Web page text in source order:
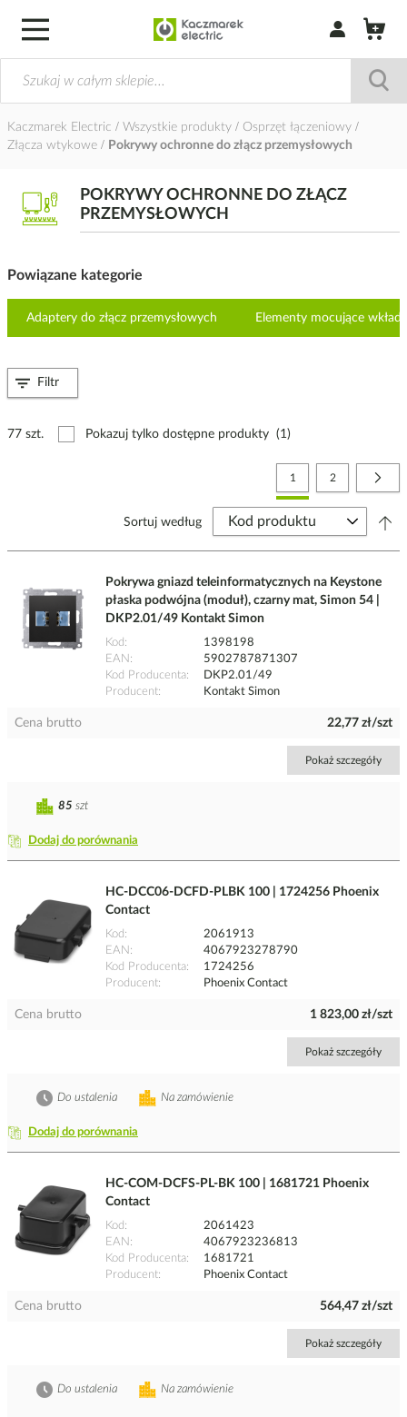
Zaloguj się /
Kaczmarek Electric Wszystkie produkty
Osprzęt łączeniowy
Złącza wtykowe
Pokrywy ochronne do złącz przemysłowych
POKRYWY OCHRONNE DO ZŁĄCZ
PRZEMYSŁOWYCH
Powiązane kategorie
Adaptery do złącz przemysłowych Elementy mocujące
77 szt. Pokazuj tylko dostępne produkty (1)
Strona
Aktualnie czytasz stronę
1 Strona
2
Sortuj według
Pokrywa gniazd teleinformatycznych na Keystone
płaska podwójna (moduł), czarny mat, Simon 54 |
DKP2.01/49 Kontakt Simon
Kod
1398198
EAN
5902787871307
Kod Producenta
DKP2.01/49
Producent
Kontakt Simon
Cena brutto 22,77 zł/szt
Pokaż szczegóły
Dodaj do porównania
85 szt
HC-DCC06-DCFD-PLBK 100 | 1724256 Phoenix
Contact
Kod
2061913
EAN
4067923278790
Kod Producenta
1724256
Producent
Phoenix Contact
Cena brutto 1 823,00 zł/szt
Pokaż szczegóły
Dodaj do porównania
Na zamówienie
Do ustalenia
HC-COM-DCFS-PL-BK 100 | 1681721 Phoenix
Contact
Kod
2061423
EAN
4067923236813
Kod Producenta
1681721
Producent
Phoenix Contact
Cena brutto 564,47 zł/szt
Pokaż szczegóły
Na zamówienie
Do ustalenia
Filtr